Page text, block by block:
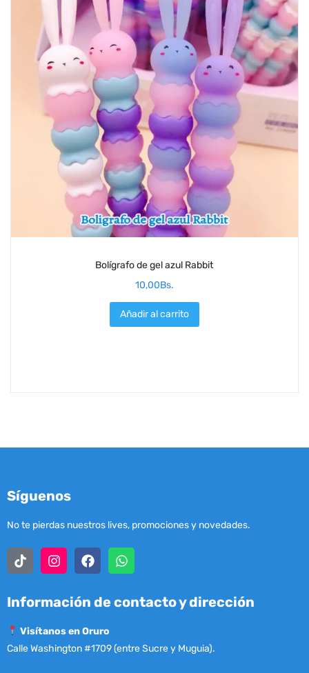
Bolígrafo de gel azul Rabbit
10,00Bs.
Añadir al carrito
Síguenos
No te pierdas nuestros lives, promociones y novedades.
Información de contacto y dirección
Visítanos en Oruro
Calle Washington #1709 (entre Sucre y Muguia).